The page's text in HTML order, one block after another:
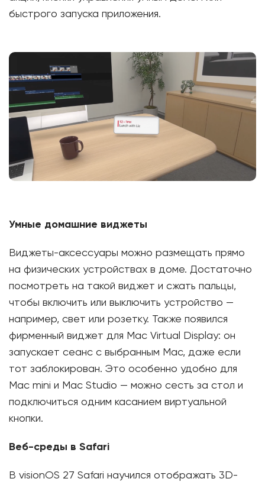
быстрого запуска приложения.
Умные домашние виджеты
Виджеты-аксессуары можно размещать прямо
на физических устройствах в доме. Достаточно
посмотреть на такой виджет и сжать пальцы,
чтобы включить или выключить устройство —
например, свет или розетку. Также появился
фирменный виджет для Mac Virtual Display: он
запускает сеанс с выбранным Mac, даже если
тот заблокирован. Это особенно удобно для
Mac mini и Mac Studio — можно сесть за стол и
подключиться одним касанием виртуальной
кнопки.
Веб-среды в Safari
В visionOS 27 Safari научился отображать 3D-